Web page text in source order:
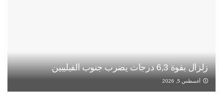
زلزال بقوة 6,3 درجات يضرب جنوب الفيليبين
أغسطس 5, 2026